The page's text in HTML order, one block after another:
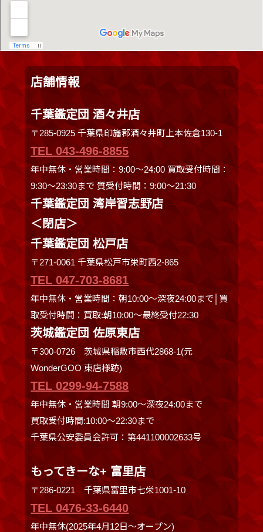
店舗情報
千葉鑑定団 酒々井店
〒285-0925 千葉県印旛郡酒々井町上本佐倉130-1
TEL 043-496-8855
年中無休・営業時間：9:00～24:00 買取受付時間：
9:30〜23:30まで 質受付時間：9:00～21:30
千葉鑑定団 湾岸習志野店
＜閉店＞
千葉鑑定団 松戸店
〒271-0061 千葉県松戸市栄町西2-865
TEL 047-703-8681
年中無休・営業時間：朝10:00～深夜24:00まで│買
取受付時間：買取:朝10:00～最終受付22:30
茨城鑑定団 佐原東店
〒300-0726 茨城県稲敷市西代2868-1(元
WonderGOO 東店様跡)
TEL 0299-94-7588
年中無休・営業時間 朝9:00〜深夜24:00まで
買取受付時間:10:00〜22:30まで
千葉県公安委員会許可：第441100002633号
もってきーな+ 富里店
〒286-0221 千葉県富里市七栄1001-10
TEL 0476-33-6440
年中無休(2025年4月12日～オープン)